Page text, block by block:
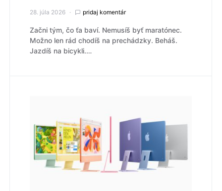
28. júla 2026 pridaj komentár
Začni tým, čo ťa baví. Nemusíš byť maratónec.
Možno len rád chodíš na prechádzky. Beháš.
Jazdíš na bicykli.…